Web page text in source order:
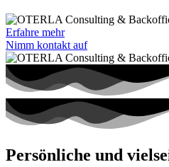
Erfahre mehr
Nimm kontakt auf
Persönliche und